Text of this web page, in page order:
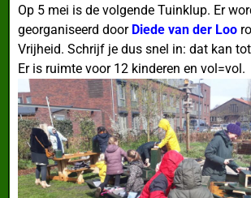
Op 5 mei is de volgende Tuinklup. Er
georganiseerd door Diede van der Loo
Vrijheid. Schrijf je dus snel in: dat kan
Er is ruimte voor 12 kinderen en vol=vol.